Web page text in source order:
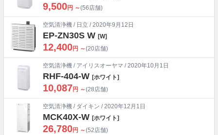
9,500円 ～(56店舗)
空気清浄機 / 日立 / 2020年9月12日
EP-ZN30S W [W]
12,400円 ～(20店舗)
空気清浄機 / アイリスオーヤマ / 2020年10月1日
RHF-404-W [ホワイト]
10,087円 ～(28店舗)
空気清浄機 / ダイキン / 2020年12月1日
MCK40X-W [ホワイト]
26,780円 ～(52店舗)